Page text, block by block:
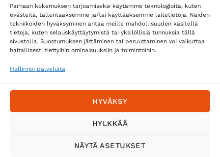
Parhaan kokemuksen tarjoamiseksi käytämme teknologioita, kuten
evästeitä, tallentaaksemme ja/tai käyttääksemme laitetietoja. Näiden
tekniikoiden hyväksyminen antaa meille mahdollisuuden käsitellä
tietoja, kuten selauskäyttäytymistä tai yksilöllisiä tunnuksia tällä
sivustolla. Suostumuksen jättäminen tai peruuttaminen voi vaikuttaa
haitallisesti tiettyihin ominaisuuksiin ja toimintoihin.
Hallinnoi palveluita
HYVÄKSY
HYLKKÄÄ
NÄYTÄ ASETUKSET
Toimitustavat
Posti
Matkahuolto
Tilaa uutiskirje ja saat erikoisalennuksia